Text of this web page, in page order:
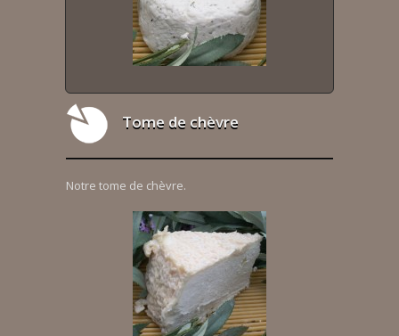
Tome de chèvre
Notre tome de chèvre.